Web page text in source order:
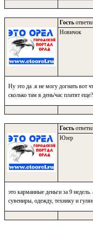
Гость
Новичок
Ну это да .я не могу догнать вот
сколько там в день/час платят еще?
Гость
Юзер
это карманные деньги за 9
сувениры, одежду, технику и